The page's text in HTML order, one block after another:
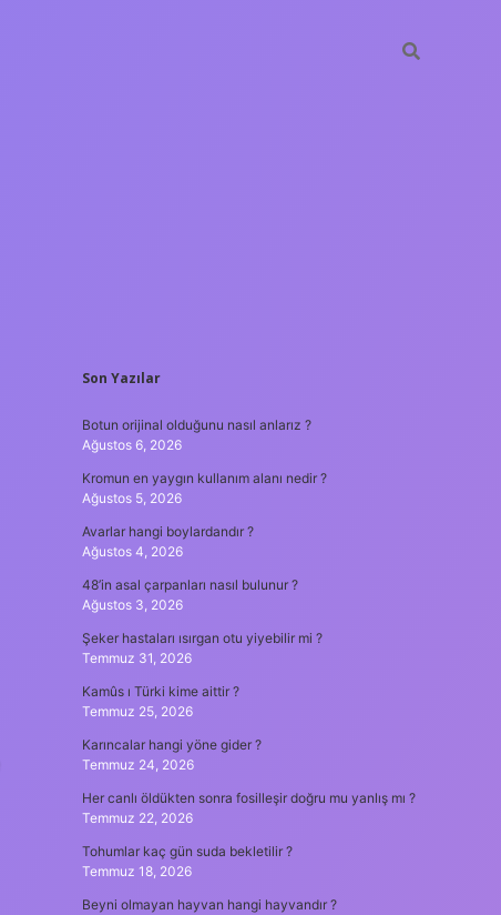
SIDEBAR
Son Yazılar
Botun orijinal olduğunu nasıl anlarız ?
Ağustos 6, 2026
Kromun en yaygın kullanım alanı nedir ?
Ağustos 5, 2026
Avarlar hangi boylardandır ?
Ağustos 4, 2026
48’in asal çarpanları nasıl bulunur ?
Ağustos 3, 2026
Şeker hastaları ısırgan otu yiyebilir mi ?
Temmuz 31, 2026
Kamûs ı Türki kime aittir ?
Temmuz 25, 2026
Karıncalar hangi yöne gider ?
Temmuz 24, 2026
Her canlı öldükten sonra fosilleşir doğru mu yanlış mı ?
Temmuz 22, 2026
Tohumlar kaç gün suda bekletilir ?
Temmuz 18, 2026
Beyni olmayan hayvan hangi hayvandır ?